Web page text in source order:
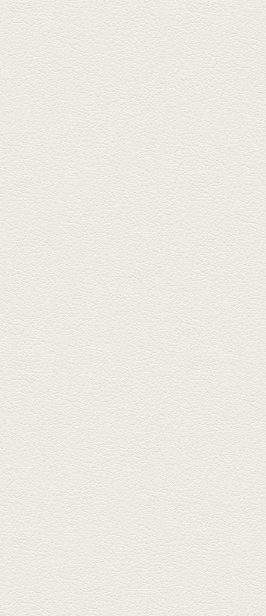
「銀し...
2025年7月4日放送
生姜香る鮭とイクラの土
鍋ご飯 など
銀杏中通りにこの春オープンし
た「創作ダイニング真」へ。暑
い夏...
2025年6月13日放送
ﾊﾓの季節野菜あんかけ＆
どんぐりﾎﾟｰｸ西京焼き
西銀座通り、若き和の料理人の
名店「旬味こさか」で夏の味を
堪能...
2025年5月23日放送
明太もちチーズもんじゃ
銀座中通りで深夜３時まで営業
している「もんじゃ焼きかめの
や」...
2025年5月2日放送
ミックス水餃子＆麻婆豆
腐
新水前寺駅そばの人気店「中華
料理 福来亭」へ。「しろ」ロッ
ク...
2025年4月11日放送
きびなごの塩焼き＆黒豚
しゃぶしゃぶ
春の[熊本屋台村]で昼飲みの刻。
[かごっま屋台 黒で乾杯]で「銀...
2025年3月21日放送
薩摩赤鶏のころころ焼き
＆カツオの藁焼き
三年坂通りのビル２階「焼鳥こ
ろころ」はオシャレな店構えで
炭火...
2025年2月28日放送
踊る車海老＆あか牛串 ウ
ニとキャビア乗せ
ホテル日航熊本の裏、創作串揚
げの新たな店「串ハル」へ「銀
しろ...
2025年2月7日放送
マグロのレアカツ＆合鴨
とカブのゆず煮
酒場通りの「料理屋じぃ」で昼
飲みの刻。「しろ」お湯割で店